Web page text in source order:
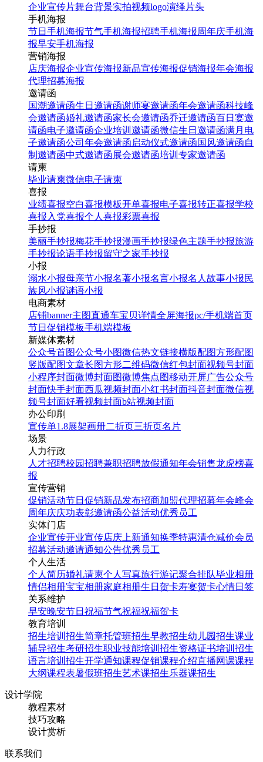
企业宣传片舞台背景实拍视频logo演绎 片头
手机海报
节日手机海报节气手机海报招聘手机海报周年庆手机海
报早安手机海报
营销海报
店庆海报企业宣传海报新品宣传海报促销海报年会海报
代理招募海报
邀请函
国潮邀请函生日邀请函谢师宴邀请函年会邀请函科技峰
会邀请函婚礼邀请函家长会邀请函乔迁邀请函百日宴邀
请函电子邀请函企业培训邀请函微信生日邀请函满月电
子邀请函公司年会邀请函 启动仪式邀请函国风邀请函自
制邀请函中式邀请函展会邀请函培训专家邀请函
请柬
毕业请柬微信电子请柬
喜报
业绩喜报空白喜报模板开单喜报电子喜报转正喜报学校
喜报 入党喜报个人喜报彩票喜报
手抄报
美丽手抄报梅花手抄报漫画手抄报绿色主题手抄报旅游
手抄报论语手抄报留守之家手抄报
小报
溺水小报母亲节小报名著小报名言小报名人故事小报民
族风小报谜语小报
电商素材
店铺banner主图直通车宝贝详情全屏海报pc/手机端首页
节日促销模板手机端模板
新媒体素材
公众号首图公众号小图微信热文链接横版配图方形配图
竖版配图文章长图方形二维码微信红包封面视频号封面
小程序封面微博封面图微博焦点图移动开屏广告公众号
封面快手封面西瓜视频封面小红书封面抖音封面微信视
频号封面好看视频封面b站视频封面
办公印刷
宣传单1.8展架画册二折页三折页名片
场景
人力行政
人才招聘校园招聘兼职招聘放假通知年会销售龙虎榜喜
报
宣传营销
促销活动节日促销新品发布招商加盟代理招募年会峰会
周年庆庆功表彰邀请函公益活动优秀员工
实体门店
企业宣传开业宣传店庆 上新通知换季特惠清仓减价会员
招募活动邀请通知公告优秀员工
个人生活
个人简历婚礼请柬个人写真旅行游记聚合排队毕业相册
情侣相册宝宝相册家庭相册生日贺卡寿宴贺卡心情日签
关系维护
早安晚安节日祝福节气祝福祝福贺卡
教育培训
招生培训 招生简章托管班招生早教招生幼儿园招生课业
辅导招生考研招生职业技能培训招生资格证书培训招生
语言培训招生开学通知课程促销课程介绍直播网课课程
大纲课程表暑假班招生艺术课招生乐器课招生
设计学院
教程素材
技巧攻略
设计赏析
联系我们